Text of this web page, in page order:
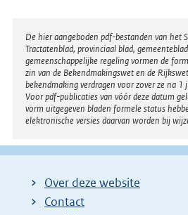
Disclaimer
De hier aangeboden pdf-bestanden van het
Tractatenblad, provinciaal blad,
gemeenschappelijke regeling vormen de
zin van de Bekendmakingswet en de
bekendmaking verdragen voor zover ze na
Voor pdf-publicaties van vóór deze datum
vorm uitgegeven bladen formele status
elektronische versies daarvan worden bij
Over deze website
Contact